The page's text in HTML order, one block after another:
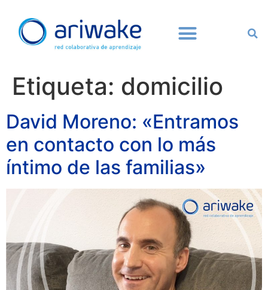
Etiqueta: domicilio
David Moreno: «Entramos
en contacto con lo más
íntimo de las familias»